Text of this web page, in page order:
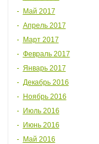
Май 2017
Апрель 2017
Март 2017
Февраль 2017
Январь 2017
Декабрь 2016
Ноябрь 2016
Июль 2016
Июнь 2016
Май 2016